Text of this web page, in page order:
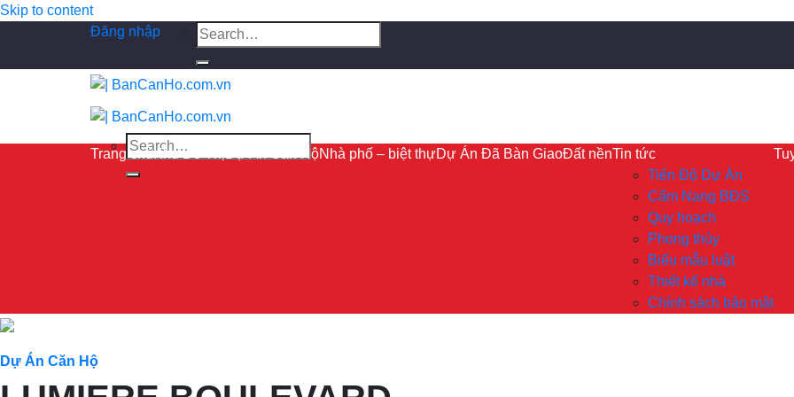
Skip to content
Đăng nhập
Trang chủKhu Đô Thị Dự Án Căn HộNhà phố – biệt thựDự Án Đã Bàn GiaoĐất nềnTin tức
Tiến Độ Dự Án
Cẩm Nang BĐS
Quy hoạch
Phong thủy
Biểu mẫu luật
Thiết kế nhà
Chính sách bảo mật
Dự Án Căn Hộ